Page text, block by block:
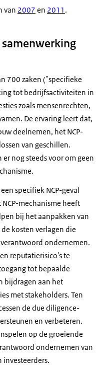
van 2007 en 2011 .
samenwerking
700 zaken ("specifieke
tot bedrijfsactiviteiten in
zoals mensenrechten,
De ervaring leert dat,
deelnemen, het NCP-
van geschillen.
nog steeds voor om geen
specifiek NCP-geval
mechanisme heeft
bij het aanpakken van
kosten verlagen die
ondernemen.
reputatierisico's te
tot bepaalde
bijdragen aan het
met stakeholders. Ten
de due diligence-
en verbeteren.
op de groeiende
ondernemen van
investeerders.